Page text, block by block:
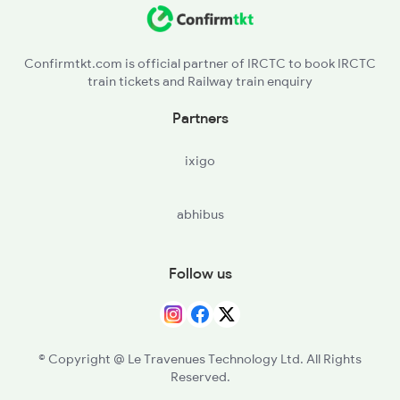
20693 Seat Availability
16590 Seat Availability
Confirmtkt.com is official partner of IRCTC to book IRCTC
train tickets and Railway train enquiry
Partners
ixigo
abhibus
Follow us
© Copyright @ Le Travenues Technology Ltd. All Rights
Reserved.